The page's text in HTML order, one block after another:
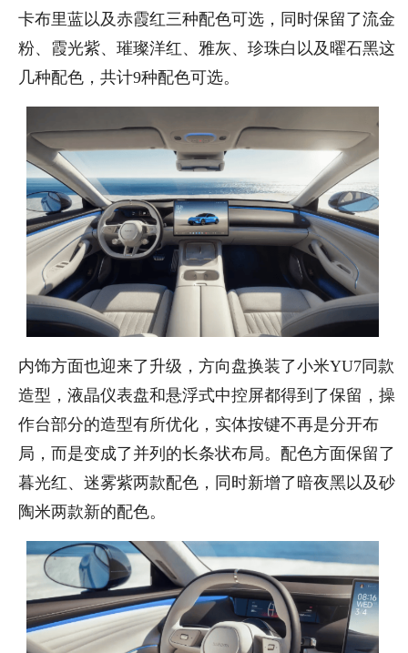
卡布里蓝以及赤霞红三种配色可选，同时保留了流金
粉、霞光紫、璀璨洋红、雅灰、珍珠白以及曜石黑这
几种配色，共计9种配色可选。
内饰方面也迎来了升级，方向盘换装了小米YU7同款
造型，液晶仪表盘和悬浮式中控屏都得到了保留，操
作台部分的造型有所优化，实体按键不再是分开布
局，而是变成了并列的长条状布局。配色方面保留了
暮光红、迷雾紫两款配色，同时新增了暗夜黑以及砂
陶米两款新的配色。